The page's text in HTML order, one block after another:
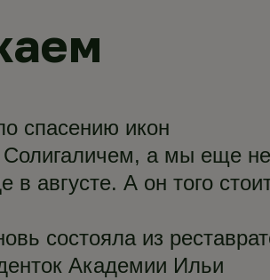
спасению икон
Солигаличем, а мы еще не
августе. А он того
состояла из
Академии Ильи